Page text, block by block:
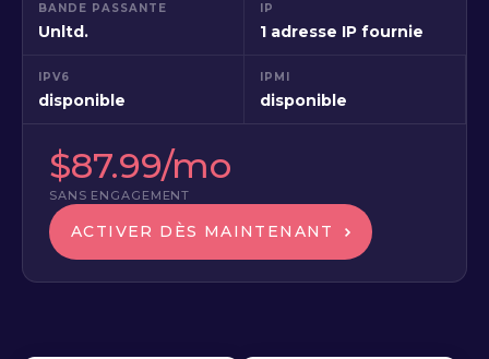
BANDE PASSANTE
Unltd.
IP
1 adresse IP fournie
IPV6
disponible
IPMI
disponible
$87.99/mo
SANS ENGAGEMENT
ACTIVER DÈS MAINTENANT